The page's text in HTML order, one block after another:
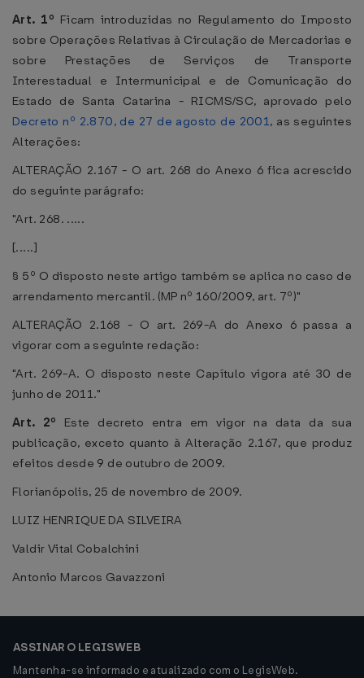
Art. 1º Ficam introduzidas no Regulamento do Imposto
sobre Operações Relativas à Circulação de Mercadorias e
sobre Prestações de Serviços de Transporte
Interestadual e Intermunicipal e de Comunicação do
Estado de Santa Catarina - RICMS/SC, aprovado pelo
Decreto nº 2.870, de 27 de agosto de 2001, as seguintes
Alterações:
ALTERAÇÃO 2.167 - O art. 268 do Anexo 6 fica acrescido
do seguinte parágrafo:
"Art. 268. .....
[.....]
§ 5º O disposto neste artigo também se aplica no caso de
arrendamento mercantil. (MP nº 160/2009, art. 7º)"
ALTERAÇÃO 2.168 - O art. 269-A do Anexo 6 passa a
vigorar com a seguinte redação:
"Art. 269-A. O disposto neste Capítulo vigora até 30 de
junho de 2011."
Art. 2º Este decreto entra em vigor na data da sua
publicação, exceto quanto à Alteração 2.167, que produz
efeitos desde 9 de outubro de 2009.
Florianópolis, 25 de novembro de 2009.
LUIZ HENRIQUE DA SILVEIRA
Valdir Vital Cobalchini
Antonio Marcos Gavazzoni
ASSINAR O LEGISWEB
Mantenha-se informado e atualizado com o LegisWeb.